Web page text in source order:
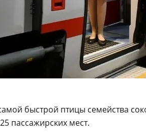
быстрой птицы семейства
пассажирских мест.